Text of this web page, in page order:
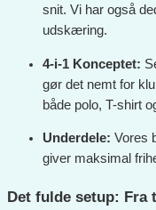
snit. Vi har også
udskæring.
4-i-1 Konceptet:
gør det nemt for
både polo, T-shirt
Underdele: Vores
giver maksimal
Det fulde setup: Fra